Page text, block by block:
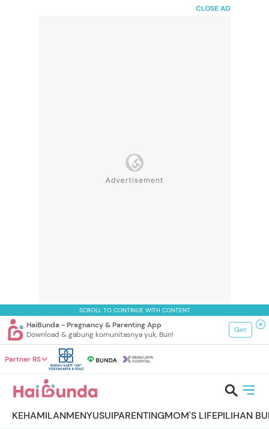
CLOSE AD
SCROLL TO CONTINUE WITH CONTENT
HaiBunda - Pregnancy & Parenting App
Download & gabung komunitasnya yuk, Bun!
Get
Partner RS
KEHAMILANMENYUSUIPARENTINGMOM'S LIFEPILIHAN